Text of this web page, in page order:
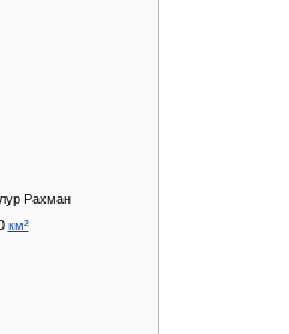
Рахман
км²